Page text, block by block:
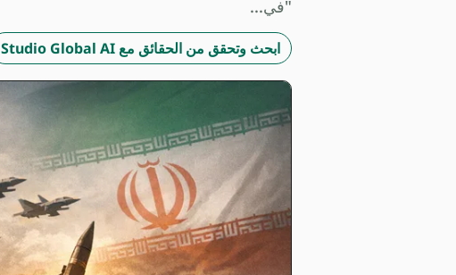
"في...
ابحث وتحقق من الحقائق مع Studio Global AI